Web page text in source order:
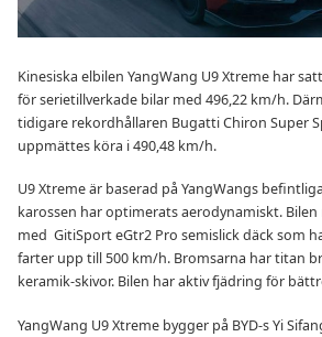
Kinesiska elbilen YangWang U9 Xtreme har
för serietillverkade bilar med 496,22 km/h.
tidigare rekordhållaren Bugatti Chiron Super
uppmättes köra i 490,48 km/h.
U9 Xtreme är baserad på YangWangs
karossen har optimerats aerodynamiskt.
med GitiSport eGtr2 Pro semislick däck som
farter upp till 500 km/h. Bromsarna har titan
keramik-skivor. Bilen har aktiv fjädring för
YangWang U9 Xtreme bygger på BYD-s Yi